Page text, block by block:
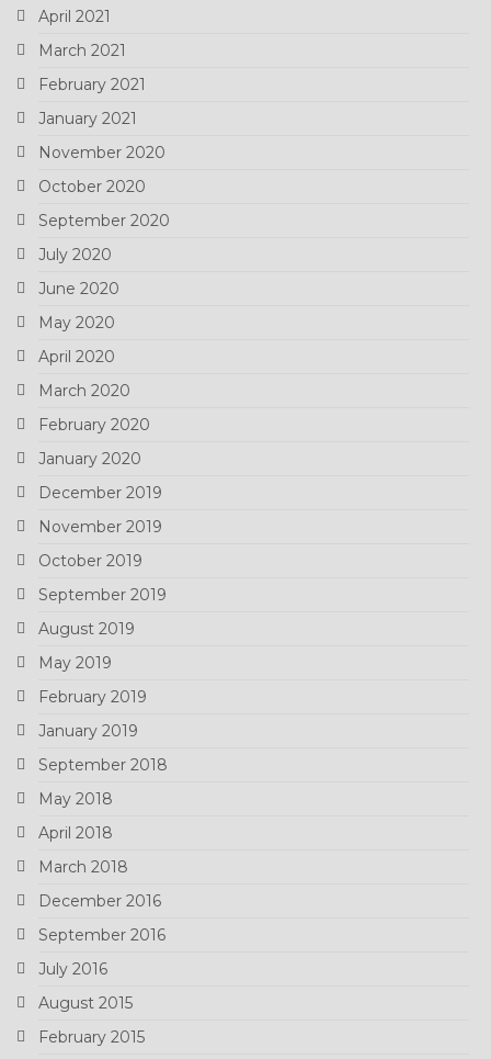
April 2021
March 2021
February 2021
January 2021
November 2020
October 2020
September 2020
July 2020
June 2020
May 2020
April 2020
March 2020
February 2020
January 2020
December 2019
November 2019
October 2019
September 2019
August 2019
May 2019
February 2019
January 2019
September 2018
May 2018
April 2018
March 2018
December 2016
September 2016
July 2016
August 2015
February 2015